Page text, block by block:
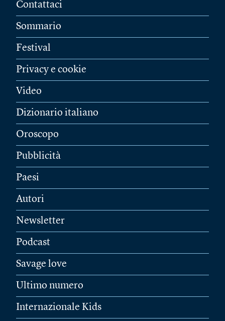
Contattaci
Sommario
Festival
Privacy e cookie
Video
Dizionario italiano
Oroscopo
Pubblicità
Paesi
Autori
Newsletter
Podcast
Savage love
Ultimo numero
Internazionale Kids